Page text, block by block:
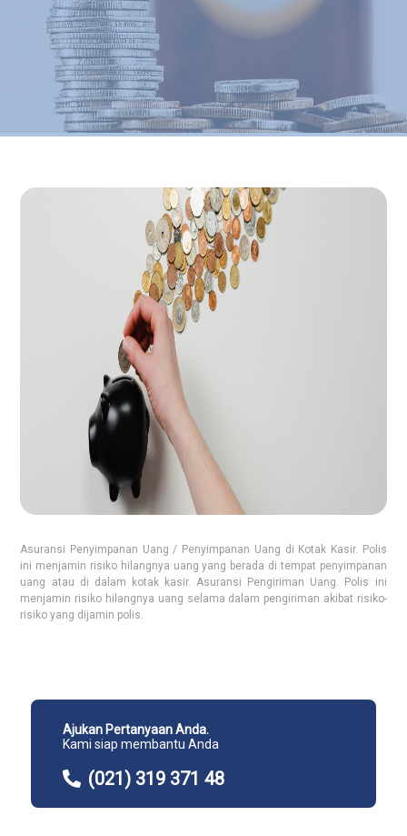
Rekanan
Asuransi Penyimpanan Uang / Penyimpanan Uang di Kotak Kasir. Polis
ini menjamin risiko hilangnya uang yang berada di tempat penyimpanan
uang atau di dalam kotak kasir. Asuransi Pengiriman Uang. Polis ini
menjamin risiko hilangnya uang selama dalam pengiriman akibat risiko-
risiko yang dijamin polis.
Ajukan Pertanyaan Anda.
Kami siap membantu Anda
(021) 319 371 48